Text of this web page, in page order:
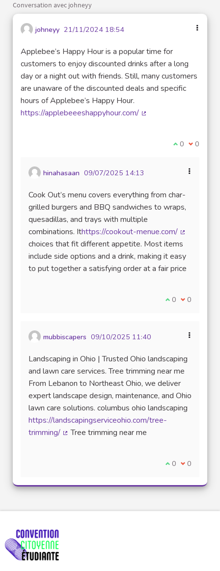
Conversation avec johneyy
johneyy 21/11/2024 18:54
Applebee’s Happy Hour is a popular time for
customers to enjoy discounted drinks after a long
day or a night out with friends. Still, many customers
are unaware of the discounted deals and specific
hours of Applebee’s Happy Hour.
https://applebeeeshappyhour.com/
Je suis
0 Je ne
0
hinahasaan 09/07/2025 14:13
Cook Out’s menu covers everything from char-
grilled burgers and BBQ sandwiches to wraps,
quesadillas, and trays with multiple
combinations. Ithttps://cookout-menue.com/
(Lien
choices that fit different appetite. Most items
include side options and a drink, making it easy
to put together a satisfying order at a fair price
Je suis d'accord
0 Je ne suis
0
mubbiscapers 09/10/2025 11:40
Landscaping in Ohio | Trusted Ohio landscaping
and lawn care services. Tree trimming near me
From Lebanon to Northeast Ohio, we deliver
expert landscape design, maintenance, and Ohio
lawn care solutions. columbus ohio landscaping
https://landscapingserviceohio.com/tree-
trimming/
Tree trimming near me
Je suis d'accord
0 Je ne suis
0